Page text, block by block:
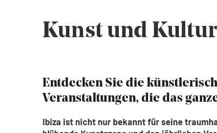
Kunst und
Entdecken Sie die
Veranstaltungen, die das
Ibiza ist nicht nur bekannt für seine